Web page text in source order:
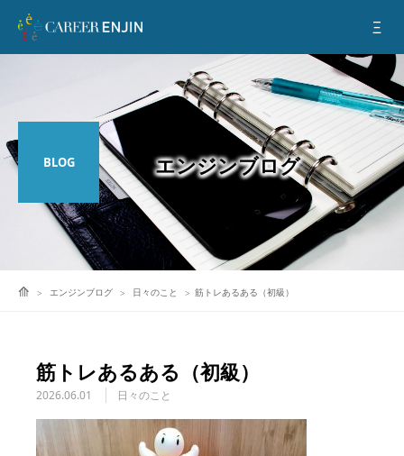
BLOG
エンジンブログ 日々のこと 筋トレあるある（初級）
筋トレあるある（初級）
2026.06.01 日々のこと